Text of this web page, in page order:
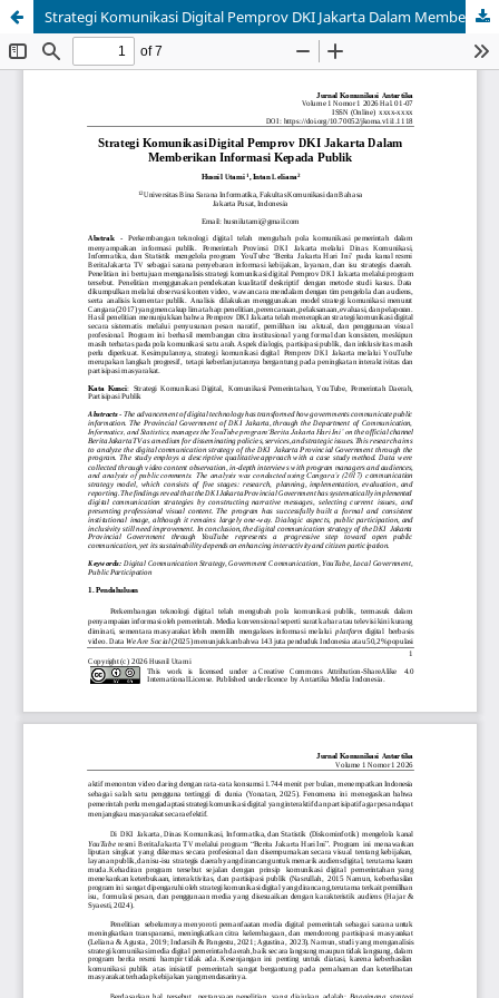
Strategi Komunikasi Digital Pemprov DKI Jakarta Dalam Memberikan Informasi Kepada Publik